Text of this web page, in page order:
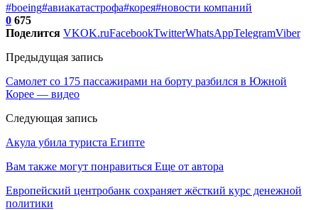
#boeing#авиакатастрофа#корея#новости компаний
0 675
Поделится VKOK.ruFacebookTwitterWhatsAppTelegramViber
Предыдущая запись
Самолет со 175 пассажирами на борту разбился в Южной
Корее — видео
Следующая запись
Акула убила туриста Египте
Вам также могут понравиться Еще от автора
Европейский центробанк сохраняет жёсткий курс денежной
политики